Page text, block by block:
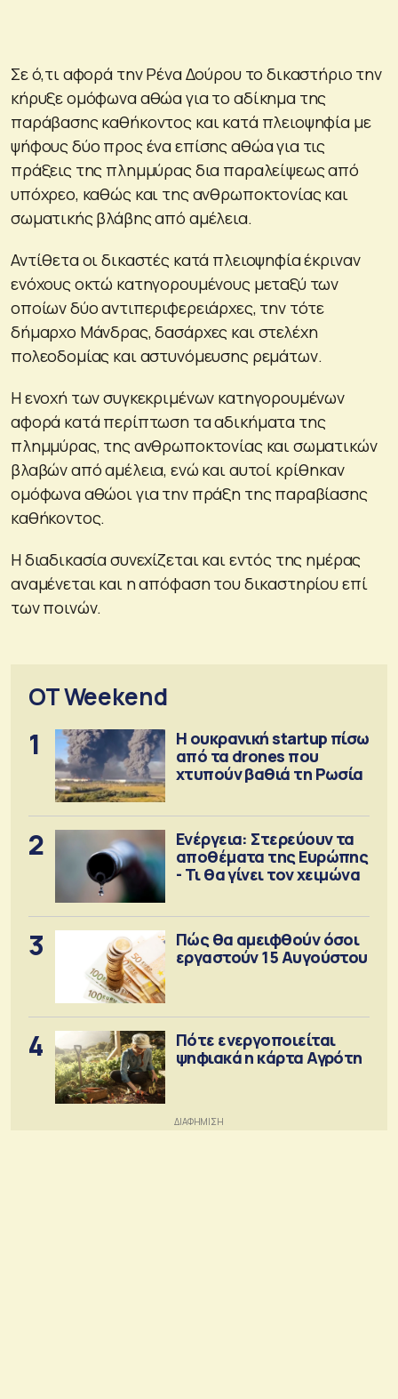
Σε ό,τι αφορά την Ρένα Δούρου το δικαστήριο την
κήρυξε ομόφωνα αθώα για το αδίκημα της
παράβασης καθήκοντος και κατά πλειοψηφία με
ψήφους δύο προς ένα επίσης αθώα για τις
πράξεις της πλημμύρας δια παραλείψεως από
υπόχρεο, καθώς και της ανθρωποκτονίας και
σωματικής βλάβης από αμέλεια.
Αντίθετα οι δικαστές κατά πλειοψηφία έκριναν
ενόχους οκτώ κατηγορουμένους μεταξύ των
οποίων δύο αντιπεριφερειάρχες, την τότε
δήμαρχο Μάνδρας, δασάρχες και στελέχη
πολεοδομίας και αστυνόμευσης ρεμάτων.
Η ενοχή των συγκεκριμένων κατηγορουμένων
αφορά κατά περίπτωση τα αδικήματα της
πλημμύρας, της ανθρωποκτονίας και σωματικών
βλαβών από αμέλεια, ενώ και αυτοί κρίθηκαν
ομόφωνα αθώοι για την πράξη της παραβίασης
καθήκοντος.
Η διαδικασία συνεχίζεται και εντός της ημέρας
αναμένεται και η απόφαση του δικαστηρίου επί
των ποινών.
OT Weekend
1
Η ουκρανική startup πίσω
από τα drones που
χτυπούν βαθιά τη Ρωσία
2
Ενέργεια: Στερεύουν τα
αποθέματα της Ευρώπης
- Τι θα γίνει τον χειμώνα
3
Πώς θα αμειφθούν όσοι
εργαστούν 15 Αυγούστου
4
Πότε ενεργοποιείται
ψηφιακά η κάρτα Αγρότη